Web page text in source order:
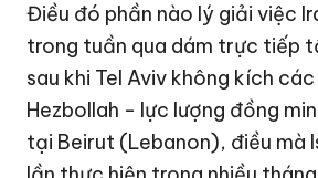
Điều đó phần nào lý giải việc
trong tuần qua dám trực tiếp
sau khi Tel Aviv không kích
Hezbollah - lực lượng đồng
tại Beirut (Lebanon), điều mà